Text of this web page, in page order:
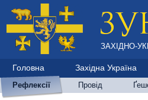
ЗАХІДНО-
Головна Західна Україна
Рефлексії Провід